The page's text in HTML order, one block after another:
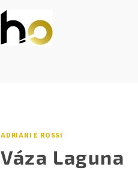
ADRIANI E ROSSI
Váza Laguna